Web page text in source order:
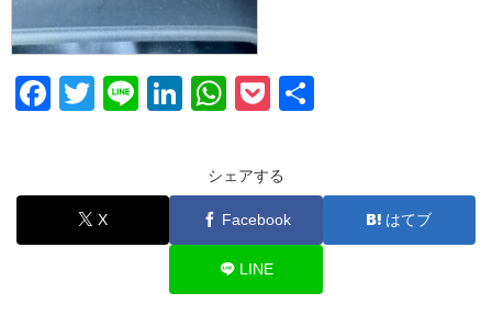
F
e
b
T
er
Li
Li
e
dI
W
at
s
A
p
p
P
ck
et
シェアする
X Facebook はてブ
LINE